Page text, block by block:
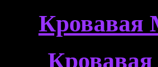
Кровавая